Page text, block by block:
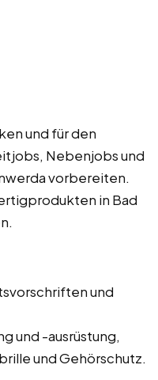
und für den
Nebenjobs und
vorbereiten.
in Bad
und
und -ausrüstung,
und Gehörschutz.